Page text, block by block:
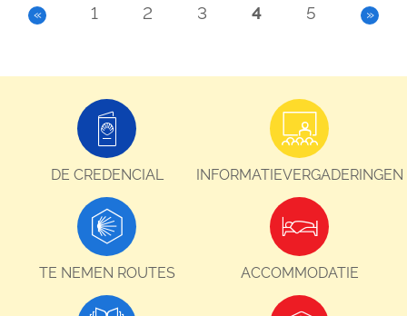
« 1 2 3 4 5 »
DE CREDENCIAL INFORMATIEVERGADERINGEN
TE NEMEN ROUTES ACCOMMODATIE